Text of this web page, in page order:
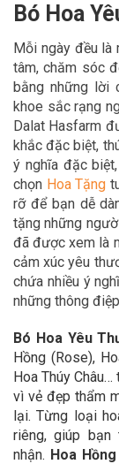
Bó Hoa
Mỗi ngày đều là
tâm, chăm sóc
bằng những lời
khoe sắc rạng
Dalat Hasfarm
khắc đặc biệt,
ý nghĩa đặc
chọn Hoa Tặng
rỡ để bạn dễ
tặng những
đã được xem là
cảm xúc yêu
chứa nhiều ý
những thông
Bó Hoa Yêu
Hồng (Rose),
Hoa Thúy
vì vẻ đẹp thẩm
lại. Từng loại
riêng, giúp
nhận. Hoa